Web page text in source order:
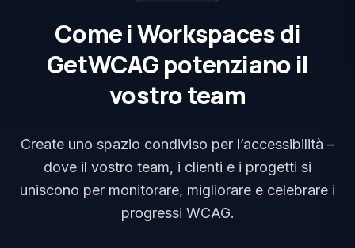
Come i Workspaces di
GetWCAG potenziano il
vostro team
Create uno spazio condiviso per l’accessibilità –
dove il vostro team, i clienti e i progetti si
uniscono per monitorare, migliorare e celebrare i
progressi WCAG.